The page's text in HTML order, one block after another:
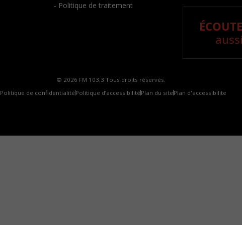
- Politique de traitement
© 2026 FM 103,3 Tous droits réservés.
Politique de confidentialité Politique d’accessibilité Plan du site Plan d'accessibilite